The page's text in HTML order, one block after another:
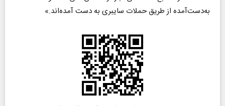
به‌دست‌آمده از طریق حملات سایبری به دست آمده‌اند.»